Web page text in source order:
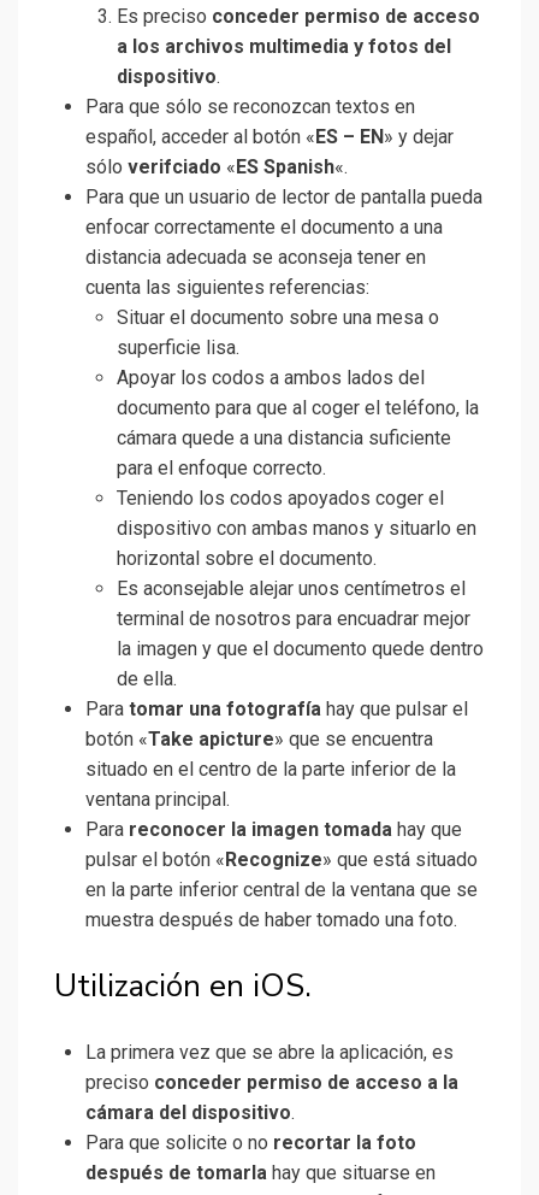
Es preciso conceder permiso de acceso
a los archivos multimedia y fotos del
dispositivo.
Para que sólo se reconozcan textos en
español, acceder al botón « ES – EN » y dejar
sólo verifciado « ES Spanish«.
Para que un usuario de lector de pantalla pueda
enfocar correctamente el documento a una
distancia adecuada se aconseja tener en
cuenta las siguientes referencias:
Situar el documento sobre una mesa o
superficie lisa.
Apoyar los codos a ambos lados del
documento para que al coger el teléfono, la
cámara quede a una distancia suficiente
para el enfoque correcto.
Teniendo los codos apoyados coger el
dispositivo con ambas manos y situarlo en
horizontal sobre el documento.
Es aconsejable alejar unos centímetros el
terminal de nosotros para encuadrar mejor
la imagen y que el documento quede dentro
de ella.
Para tomar una fotografía hay que pulsar el
botón «Take apicture» que se encuentra
situado en el centro de la parte inferior de la
ventana principal.
Para reconocer la imagen tomada hay que
pulsar el botón « Recognize» que está situado
en la parte inferior central de la ventana que se
muestra después de haber tomado una foto.
Utilización en iOS.
La primera vez que se abre la aplicación, es
preciso conceder permiso de acceso a la
cámara del dispositivo.
Para que solicite o no recortar la foto
después de tomarla hay que situarse en